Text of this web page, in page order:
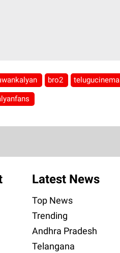
bro2 telugucinema
Latest News
Top News
Trending
Andhra Pradesh
Telangana